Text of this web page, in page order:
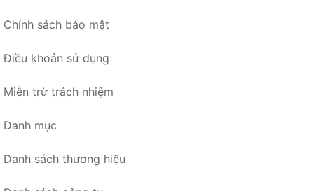
Chính sách bảo mật
Điều khoản sử dụng
Miễn trừ trách nhiệm
Danh mục
Danh sách thương hiệu